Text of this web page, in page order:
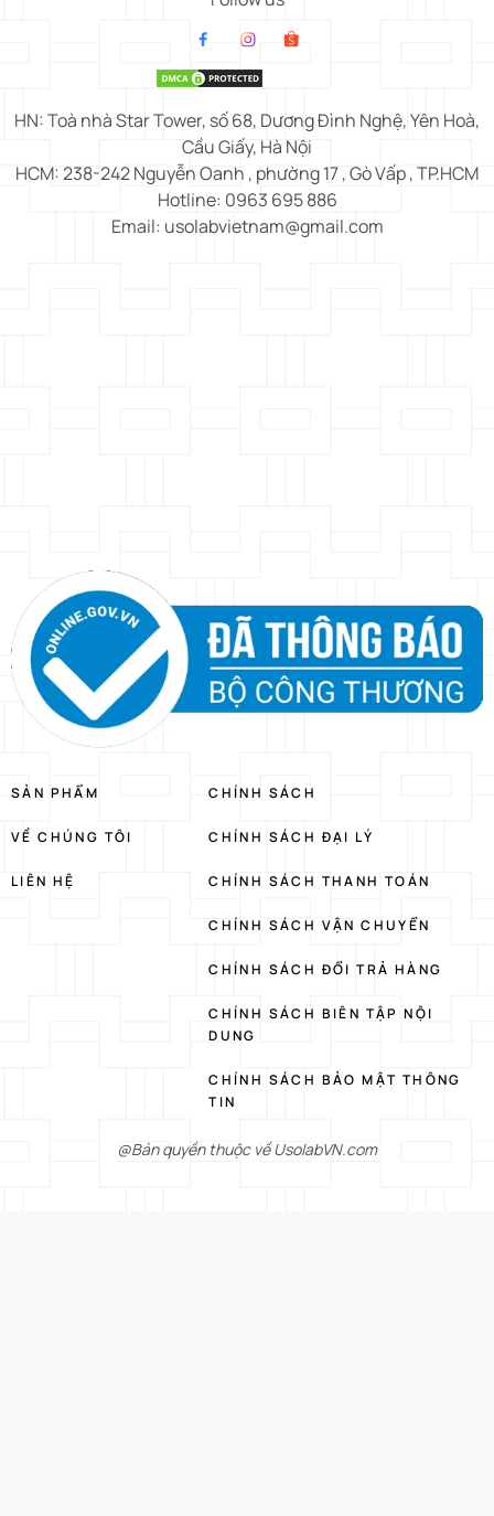
HN: Toà nhà Star Tower, số 68, Dương Đình Nghệ, Yên Hoà,
Cầu Giấy, Hà Nội
HCM: 238-242 Nguyễn Oanh , phường 17 , Gò Vấp , TP.HCM
Hotline: 0963 695 886
Email: usolabvietnam@gmail.com
SẢN PHẨM
VỀ CHÚNG TÔI
LIÊN HỆ
CHÍNH SÁCH
CHÍNH SÁCH ĐẠI LÝ
CHÍNH SÁCH THANH TOÁN
CHÍNH SÁCH VẬN CHUYỂN
CHÍNH SÁCH ĐỔI TRẢ HÀNG
CHÍNH SÁCH BIÊN TẬP NỘI
DUNG
CHÍNH SÁCH BẢO MẬT THÔNG
TIN
@Bản quyền thuộc về UsolabVN.com